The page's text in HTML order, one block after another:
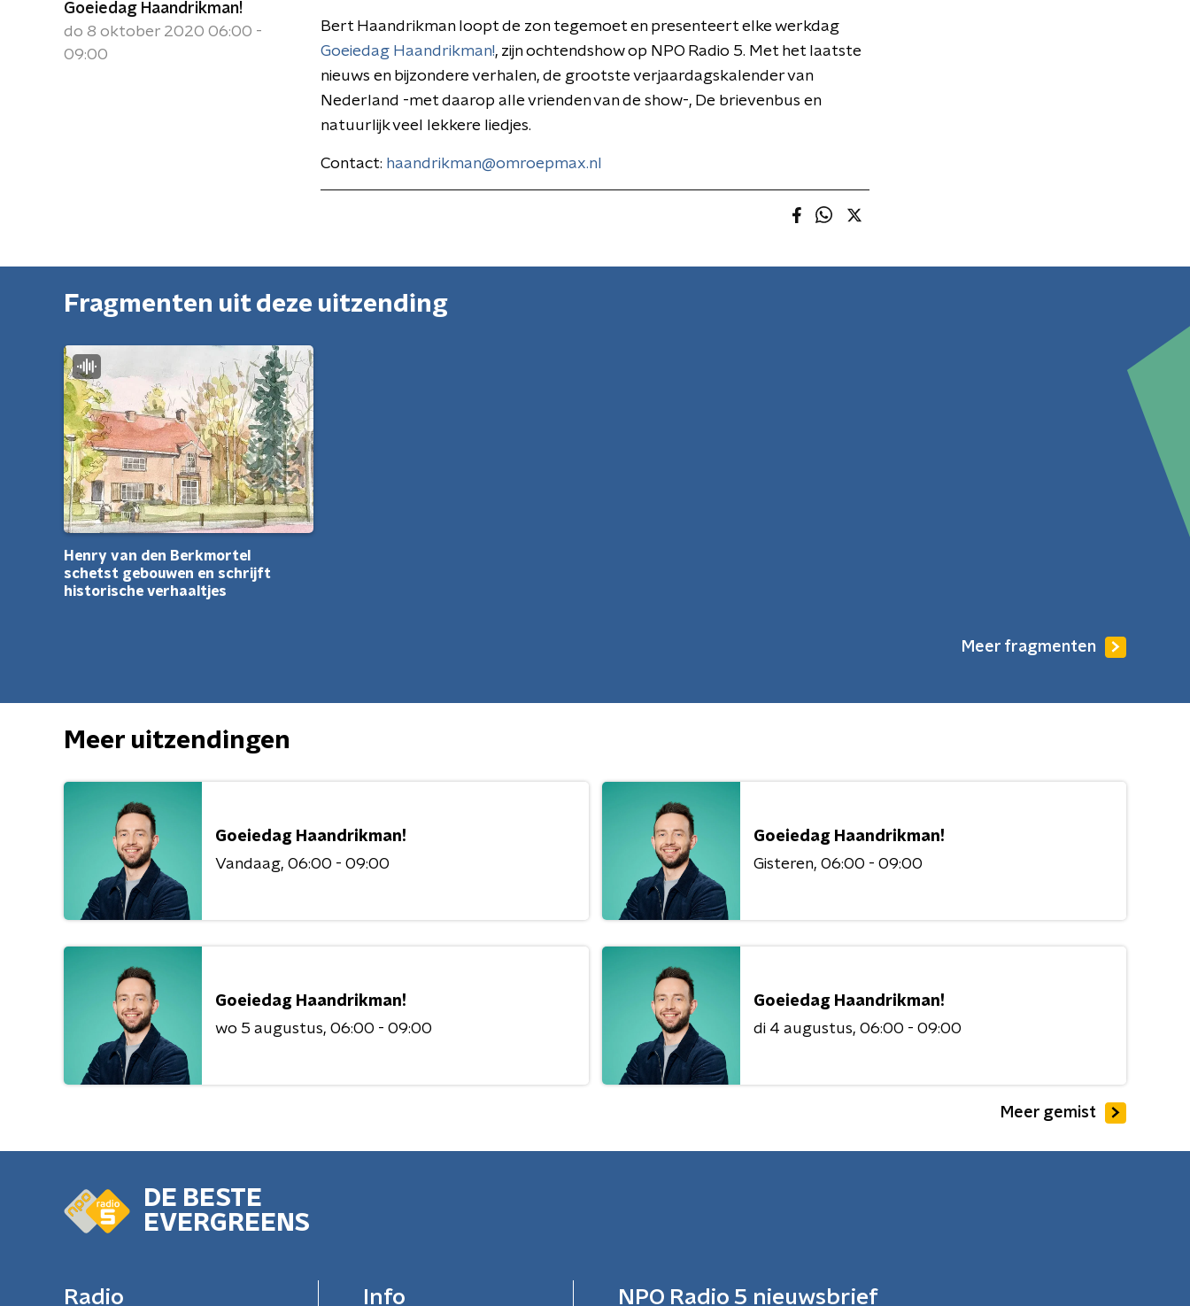
Goeiedag Haandrikman!
do 8 oktober 2020 06:00 -
09:00
Bert Haandrikman loopt de zon tegemoet en presenteert elke werkdag
Goeiedag Haandrikman!, zijn ochtendshow op NPO Radio 5. Met het laatste
nieuws en bijzondere verhalen, de grootste verjaardagskalender van
Nederland -met daarop alle vrienden van de show-, De brievenbus en
natuurlijk veel lekkere liedjes.
Contact: haandrikman@omroepmax.nl
Fragmenten uit deze uitzending
Henry van den Berkmortel
schetst gebouwen en schrijft
historische verhaaltjes
Meer fragmenten
Meer uitzendingen
Goeiedag Haandrikman!
Vandaag 06:00 - 09:00
Goeiedag Haandrikman!
Gisteren 06:00 - 09:00
Goeiedag Haandrikman!
wo 5 augustus 06:00 - 09:00
Goeiedag Haandrikman!
di 4 augustus 06:00 - 09:00
Meer gemist
DE BESTE
EVERGREENS
Radio Info NPO Radio 5 nieuwsbrief